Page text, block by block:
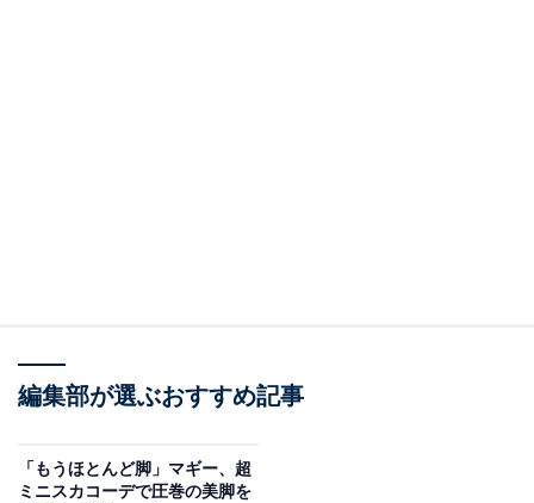
編集部が選ぶおすすめ記事
「もうほとんど脚」マギー、超
ミニスカコーデで圧巻の美脚を